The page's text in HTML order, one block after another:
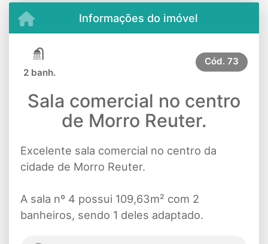
Informações do imóvel
2 banh.
Cód. 73
Sala comercial no centro
de Morro Reuter.
Excelente sala comercial no centro da
cidade de Morro Reuter.
A sala nº 4 possui 109,63m² com 2
banheiros, sendo 1 deles adaptado.